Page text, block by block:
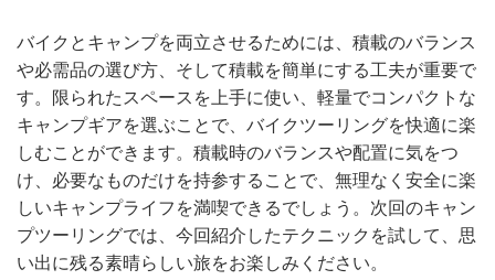
バイクとキャンプを両立させるためには、積載のバランス
や必需品の選び方、そして積載を簡単にする工夫が重要で
す。限られたスペースを上手に使い、軽量でコンパクトな
キャンプギアを選ぶことで、バイクツーリングを快適に楽
しむことができます。積載時のバランスや配置に気をつ
け、必要なものだけを持参することで、無理なく安全に楽
しいキャンプライフを満喫できるでしょう。次回のキャン
プツーリングでは、今回紹介したテクニックを試して、思
い出に残る素晴らしい旅をお楽しみください。